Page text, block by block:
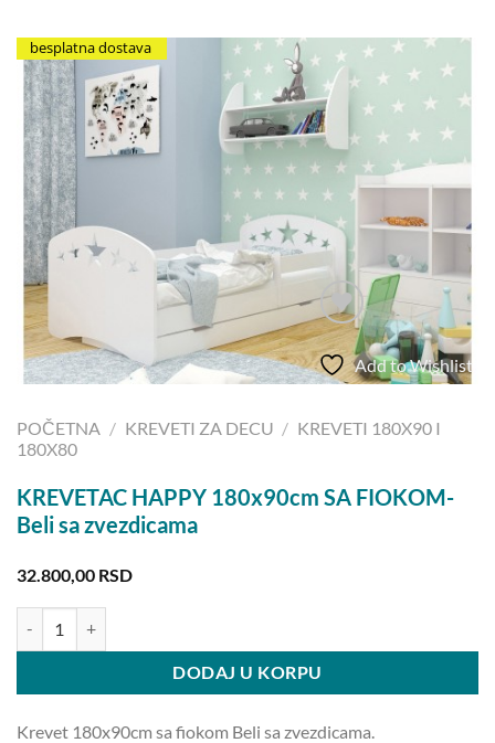
besplatna dostava
Add to Wishlist
POČETNA / KREVETI ZA DECU / KREVETI 180X90 I
180X80
KREVETAC HAPPY 180x90cm SA FIOKOM-
Beli sa zvezdicama
32.800,00 RSD
DODAJ U KORPU
Krevet 180x90cm sa fiokom Beli sa zvezdicama.